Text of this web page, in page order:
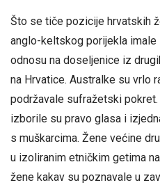
Što se tiče pozicije hrvatskih
anglo-keltskog porijekla
odnosu na doseljenice iz
na Hrvatice. Australke su vrlo
podržavale sufražetski
izborile su pravo glasa i
s muškarcima. Žene većine
u izoliranim etničkim getima
žene kakav su poznavale u